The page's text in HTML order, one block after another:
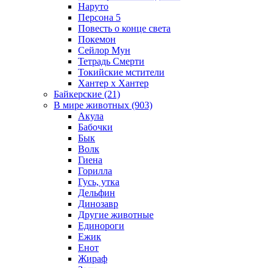
Наруто
Персона 5
Повесть о конце света
Покемон
Сейлор Мун
Тетрадь Смерти
Токийские мстители
Хантер х Хантер
Байкерские (21)
В мире животных (903)
Акула
Бабочки
Бык
Волк
Гиена
Горилла
Гусь, утка
Дельфин
Динозавр
Другие животные
Единороги
Ежик
Енот
Жираф